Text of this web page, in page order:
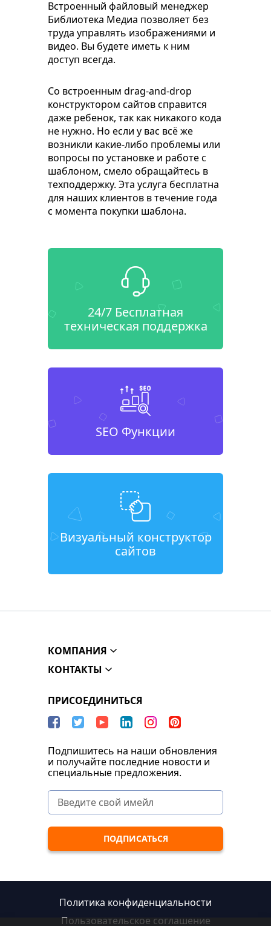
Встроенный файловый менеджер
Библиотека Медиа позволяет без
труда управлять изображениями и
видео. Вы будете иметь к ним
доступ всегда.
Со встроенным drag-and-drop
конструктором сайтов справится
даже ребенок, так как никакого кода
не нужно. Но если у вас всё же
возникли какие-либо проблемы или
вопросы по установке и работе с
шаблоном, смело обращайтесь в
техподдержку. Эта услуга бесплатна
для наших клиентов в течение года
с момента покупки шаблона.
24/7 Бесплатная
техническая поддержка
SEO Функции
Визуальный конструктор
сайтов
КОМПАНИЯ
КОНТАКТЫ
ПРИСОЕДИНИТЬСЯ
Подпишитесь на наши обновления
и получайте последние новости и
специальные предложения.
Политика конфиденциальности
Пользовательское соглашение